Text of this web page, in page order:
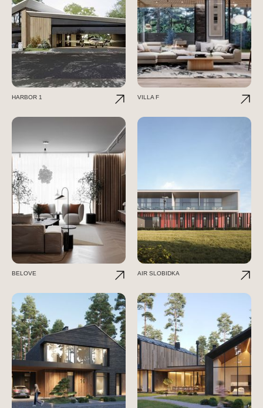
HARBOR 1 VILLA F
BELOVE AIR SLOBIDKA